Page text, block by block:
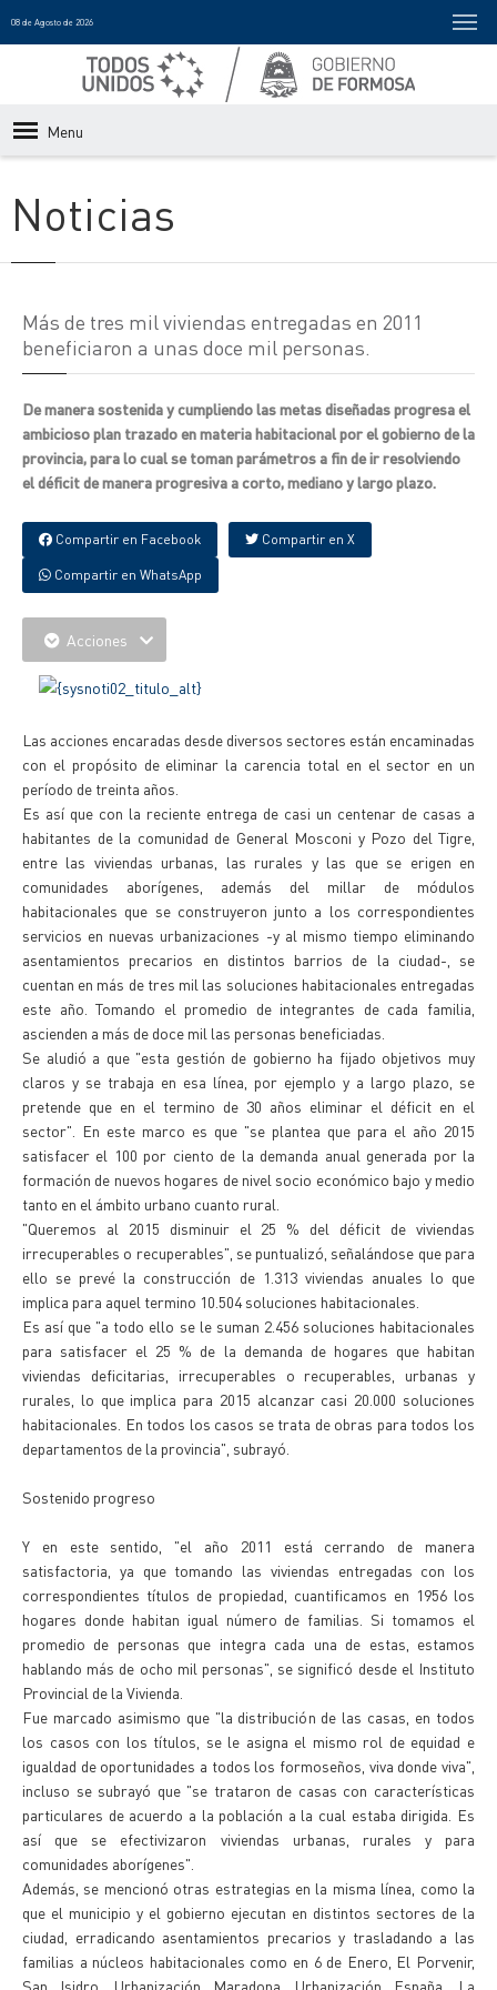
08 de Agosto de 2026
Menu
Noticias
Más de tres mil viviendas entregadas en 2011
beneficiaron a unas doce mil personas.
De manera sostenida y cumpliendo las metas diseñadas progresa el
ambicioso plan trazado en materia habitacional por el gobierno de la
provincia, para lo cual se toman parámetros a fin de ir resolviendo
el déficit de manera progresiva a corto, mediano y largo plazo.
Compartir en Facebook Compartir en X
Compartir en WhatsApp
Acciones
Las acciones encaradas desde diversos sectores están encaminadas
con el propósito de eliminar la carencia total en el sector en un
período de treinta años.
Es así que con la reciente entrega de casi un centenar de casas a
habitantes de la comunidad de General Mosconi y Pozo del Tigre,
entre las viviendas urbanas, las rurales y las que se erigen en
comunidades aborígenes, además del millar de módulos
habitacionales que se construyeron junto a los correspondientes
servicios en nuevas urbanizaciones -y al mismo tiempo eliminando
asentamientos precarios en distintos barrios de la ciudad-, se
cuentan en más de tres mil las soluciones habitacionales entregadas
este año. Tomando el promedio de integrantes de cada familia,
ascienden a más de doce mil las personas beneficiadas.
Se aludió a que "esta gestión de gobierno ha fijado objetivos muy
claros y se trabaja en esa línea, por ejemplo y a largo plazo, se
pretende que en el termino de 30 años eliminar el déficit en el
sector". En este marco es que "se plantea que para el año 2015
satisfacer el 100 por ciento de la demanda anual generada por la
formación de nuevos hogares de nivel socio económico bajo y medio
tanto en el ámbito urbano cuanto rural.
"Queremos al 2015 disminuir el 25 % del déficit de viviendas
irrecuperables o recuperables", se puntualizó, señalándose que para
ello se prevé la construcción de 1.313 viviendas anuales lo que
implica para aquel termino 10.504 soluciones habitacionales.
Es así que "a todo ello se le suman 2.456 soluciones habitacionales
para satisfacer el 25 % de la demanda de hogares que habitan
viviendas deficitarias, irrecuperables o recuperables, urbanas y
rurales, lo que implica para 2015 alcanzar casi 20.000 soluciones
habitacionales. En todos los casos se trata de obras para todos los
departamentos de la provincia", subrayó.
Sostenido progreso
Y en este sentido, "el año 2011 está cerrando de manera
satisfactoria, ya que tomando las viviendas entregadas con los
correspondientes títulos de propiedad, cuantificamos en 1956 los
hogares donde habitan igual número de familias. Si tomamos el
promedio de personas que integra cada una de estas, estamos
hablando más de ocho mil personas", se significó desde el Instituto
Provincial de la Vivienda.
Fue marcado asimismo que "la distribución de las casas, en todos
los casos con los títulos, se le asigna el mismo rol de equidad e
igualdad de oportunidades a todos los formoseños, viva donde viva",
incluso se subrayó que "se trataron de casas con características
particulares de acuerdo a la población a la cual estaba dirigida. Es
así que se efectivizaron viviendas urbanas, rurales y para
comunidades aborígenes".
Además, se mencionó otras estrategias en la misma línea, como la
que el municipio y el gobierno ejecutan en distintos sectores de la
ciudad, erradicando asentamientos precarios y trasladando a las
familias a núcleos habitacionales como en 6 de Enero, El Porvenir,
San Isidro, Urbanización Maradona, Urbanización España, La